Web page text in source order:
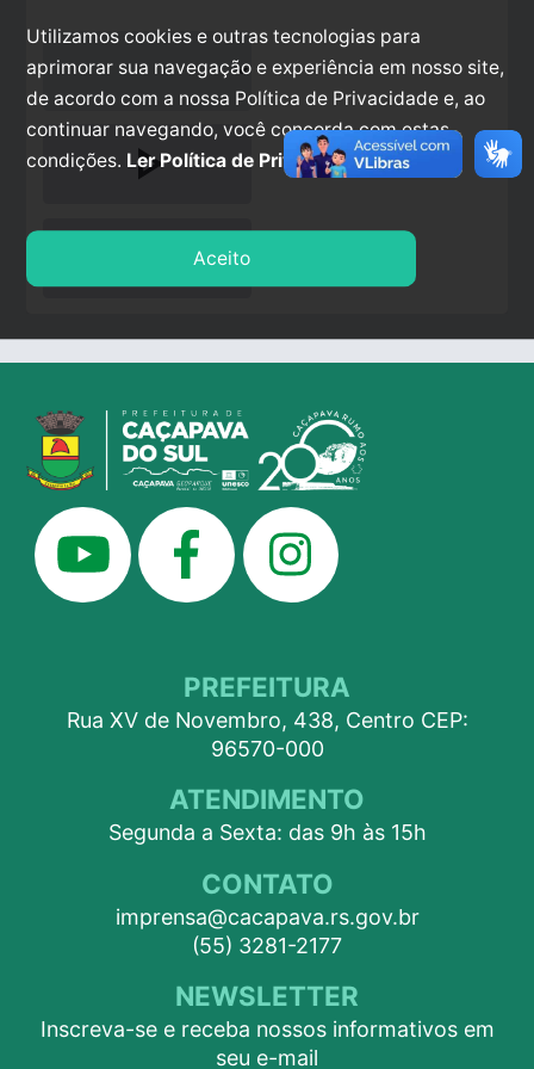
play_arrow
PREFEITURA
Rua XV de Novembro, 438, Centro CEP:
96570-000
ATENDIMENTO
Segunda a Sexta: das 9h às 15h
CONTATO
imprensa@cacapava.rs.gov.br
(55) 3281-2177
NEWSLETTER
Inscreva-se e receba nossos informativos em
seu e-mail
Utilizamos cookies e outras tecnologias para
aprimorar sua navegação e experiência em nosso site,
de acordo com a nossa Política de Privacidade e, ao
continuar navegando, você concorda com estas
condições. Ler Política de Privacidade.
Aceito